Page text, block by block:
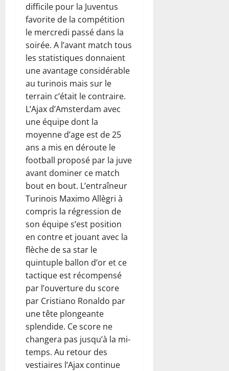
difficile pour la Juventus
favorite de la compétition
le mercredi passé dans la
soirée. A l’avant match tous
les statistiques donnaient
une avantage considérable
au turinois mais sur le
terrain c’était le contraire.
L’Ajax d’Amsterdam avec
une équipe dont la
moyenne d’age est de 25
ans a mis en déroute le
football proposé par la juve
avant dominer ce match
bout en bout. L’entraîneur
Turinois Maximo Allègri à
compris la régression de
son équipe s’est position
en contre et jouant avec la
flèche de sa star le
quintuple ballon d’or et ce
tactique est récompensé
par l’ouverture du score
par Cristiano Ronaldo par
une tête plongeante
splendide. Ce score ne
changera pas jusqu’à la mi-
temps. Au retour des
vestiaires l’Ajax continue